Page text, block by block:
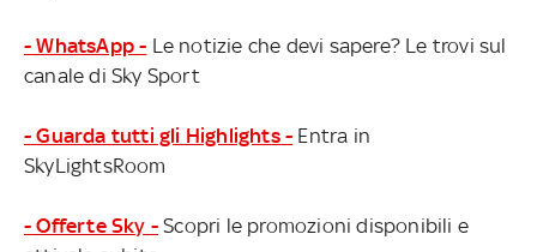
- WhatsApp - Le notizie che devi sapere? Le trovi sul
canale di Sky Sport
- Guarda tutti gli Highlights - Entra in
SkyLightsRoom
- Offerte Sky - Scopri le promozioni disponibili e